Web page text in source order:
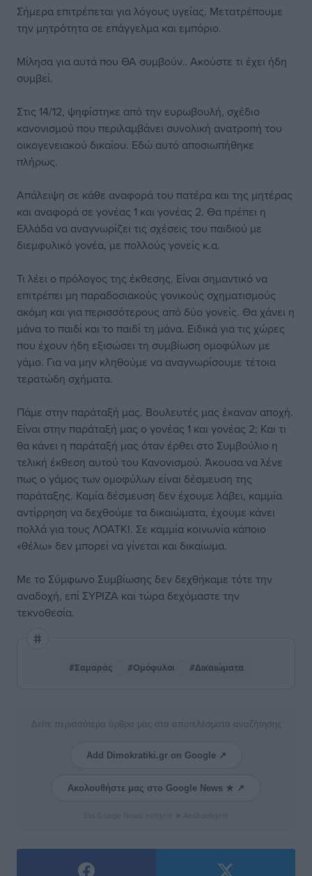
Σήμερα επιτρέπεται για λόγους υγείας. Μετατρέπουμε
την μητρότητα σε επάγγελμα και εμπόριο.
Μίλησα για αυτά που ΘΑ συμβούν.. Ακούστε τι έχει ήδη
συμβεί.
Στις 14/12, ψηφίστηκε από την ευρωβουλή, σχέδιο
κανονισμού που περιλαμβάνει συνολική ανατροπή του
οικογενειακού δικαίου. Εδώ αυτό αποσιωπήθηκε
πλήρως.
Απάλειψη σε κάθε αναφορά του πατέρα και της μητέρας
και αναφορά σε γονέας 1 και γονέας 2. Θα πρέπει η
Ελλάδα να αναγνωρίζει τις σχέσεις του παιδιού με
διεμφυλικό γονέα, με πολλούς γονείς κ.α.
Τι λέει ο πρόλογος της έκθεσης. Είναι σημαντικό να
επιτρέπει μη παραδοσιακούς γονικούς σχηματισμούς
ακόμη και για περισσότερους από δύο γονείς. Θα χάνει η
μάνα το παιδί και το παιδί τη μάνα. Ειδικά για τις χώρες
που έχουν ήδη εξισώσει τη συμβίωση ομοφύλων με
γάμο. Για να μην κληθούμε να αναγνωρίσουμε τέτοια
τερατώδη σχήματα.
Πάμε στην παράταξή μας. Βουλευτές μας έκαναν αποχή.
Είναι στην παράταξή μας ο γονέας 1 και γονέας 2; Και τι
θα κάνει η παράταξή μας όταν έρθει στο Συμβούλιο η
τελική έκθεση αυτού του Κανονισμού. Άκουσα να λένε
πως ο γάμος των ομοφύλων είναι δέσμευση της
παράταξης. Καμία δέσμευση δεν έχουμε λάβει, καμμία
αντίρρηση να δεχθούμε τα δικαιώματα, έχουμε κάνει
πολλά για τους ΛΟΑΤΚΙ. Σε καμμία κοινωνία κάποιο
«θέλω» δεν μπορεί να γίνεται και δικαίωμα.
Με το Σύμφωνο Συμβίωσης δεν δεχθήκαμε τότε την
αναδοχή, επί ΣΥΡΙΖΑ και τώρα δεχόμαστε την
τεκνοθεσία.
#Σαμαράς #Ομόφυλοι #Δικαιώματα
Δείτε περισσότερα άρθρα μας στα αποτελέσματα αναζήτησης
Add Dimokratiki.gr on Google ↗
Ακολουθήστε μας στο Google News ★ ↗